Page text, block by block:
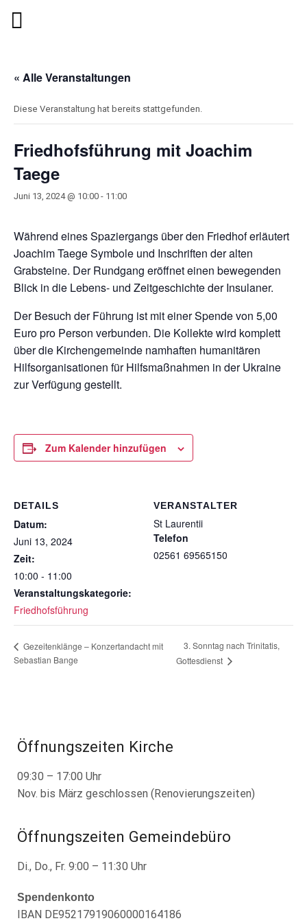
« Alle Veranstaltungen
Diese Veranstaltung hat bereits stattgefunden.
Friedhofsführung mit Joachim
Taege
Juni 13, 2024 @ 10:00 - 11:00
Während eines Spaziergangs über den Friedhof erläutert
Joachim Taege Symbole und Inschriften der alten
Grabsteine. Der Rundgang eröffnet einen bewegenden
Blick in die Lebens- und Zeitgeschichte der Insulaner.
Der Besuch der Führung ist mit einer Spende von 5,00
Euro pro Person verbunden. Die Kollekte wird komplett
über die Kirchengemeinde namhaften humanitären
Hilfsorganisationen für Hilfsmaßnahmen in der Ukraine
zur Verfügung gestellt.
Zum Kalender hinzufügen
DETAILS
Datum:
Juni 13, 2024
Zeit:
10:00 - 11:00
Veranstaltungskategorie:
Friedhofsführung
VERANSTALTER
St Laurentii
Telefon
02561 69565150
Gezeitenklänge – Konzertandacht mit
Sebastian Bange
3. Sonntag nach Trinitatis,
Gottesdienst
Öffnungszeiten Kirche
09:30 – 17:00 Uhr
Nov. bis März geschlossen (Renovierungszeiten)
Öffnungszeiten Gemeindebüro
Di., Do., Fr. 9:00 – 11:30 Uhr
Spendenkonto
IBAN DE95217919060000164186